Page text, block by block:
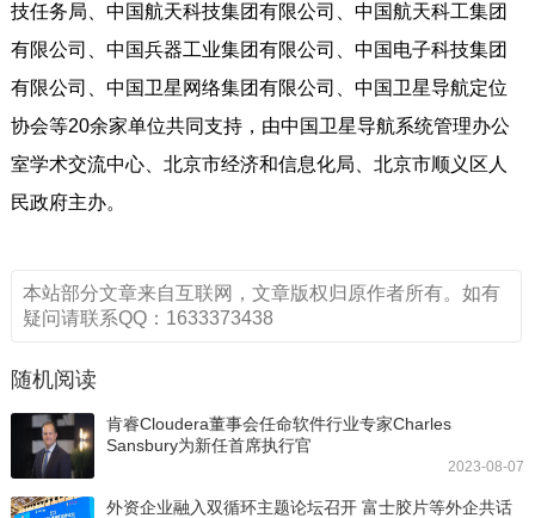
技任务局、中国航天科技集团有限公司、中国航天科工集团
有限公司、中国兵器工业集团有限公司、中国电子科技集团
有限公司、中国卫星网络集团有限公司、中国卫星导航定位
协会等20余家单位共同支持，由中国卫星导航系统管理办公
室学术交流中心、北京市经济和信息化局、北京市顺义区人
民政府主办。
本站部分文章来自互联网，文章版权归原作者所有。如有
疑问请联系QQ：1633373438
随机阅读
肯睿Cloudera董事会任命软件行业专家Charles
Sansbury为新任首席执行官
2023-08-07
外资企业融入双循环主题论坛召开 富士胶片等外企共话